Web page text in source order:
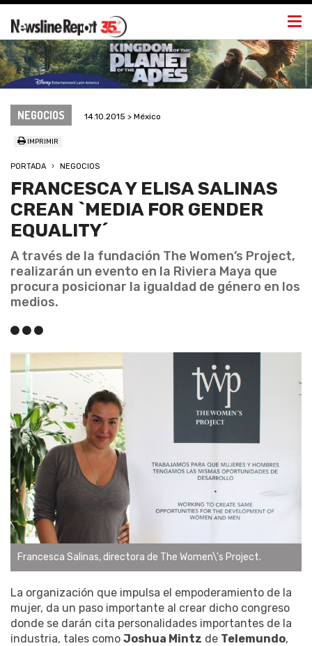
NEGOCIOS 14.10.2015 > México
IMPRIMIR
PORTADA NEGOCIOS
FRANCESCA Y ELISA SALINAS
CREAN `MEDIA FOR GENDER
EQUALITY´
A través de la fundación The Women’s Project,
realizarán un evento en la Riviera Maya que
procura posicionar la igualdad de género en los
medios.
Francesca Salinas, directora de The Women\'s Project.
La organización que impulsa el empoderamiento de la
mujer, da un paso importante al crear dicho congreso
donde se darán cita personalidades importantes de la
industria, tales como Joshua Mintz de Telemundo,